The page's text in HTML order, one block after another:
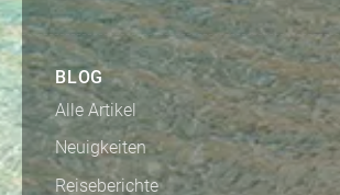
BLOG
Alle Artikel
Neuigkeiten
Reiseberichte